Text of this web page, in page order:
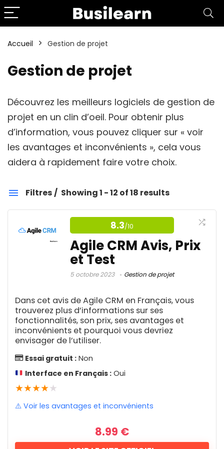
Accueil Gestion de projet
Gestion de projet
Découvrez les meilleurs logiciels de gestion de
projet en un clin d’oeil. Pour obtenir plus
d’information, vous pouvez cliquer sur « voir
les avantages et inconvénients », cela vous
aidera à rapidement faire votre choix.
Filtres
Showing 1 - 12 of 18 results
Gestion de projet
Catégories
Amazon FBA 4
Amélioration d'image IA 1
Analyse de données 1
Analyse publicitaire 1
Antivirus
Arbitrage des livres Amazon
Assistance client
Audit SEO
Bibliothèque de musique
8.3/10
Agile CRM Avis, Prix
et Test
5 octobre 2023 Gestion de projet
Dans cet avis de Agile CRM en Français, vous
trouverez plus d’informations sur ses
fonctionnalités, son prix, ses avantages et
inconvénients et pourquoi vous devriez
envisager de l’utiliser.
Essai gratuit : Non
Interface en Français : Oui
★★★★★
⚠️ Voir les avantages et inconvénients
8.99 €